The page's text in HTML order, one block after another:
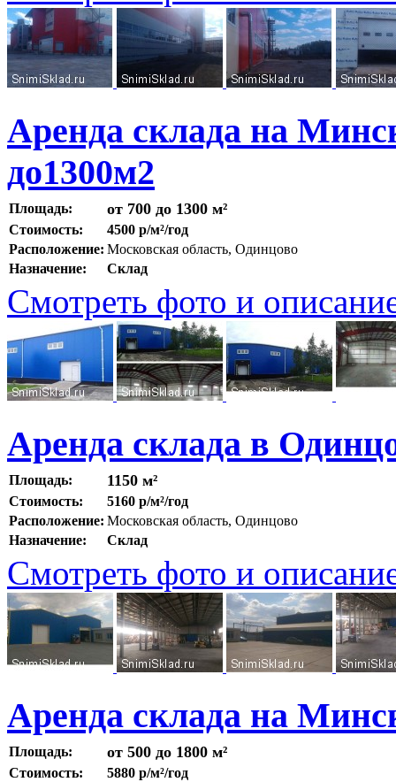
Аренда склада на
до1300м2
Площадь: от 700 до 1300 м²
Стоимость:
4500 р/м²/год
Расположение: Московская область, Одинцово
Назначение:
Склад
Смотреть фото и
Аренда склада в
Площадь: 1150 м²
Стоимость:
5160 р/м²/год
Расположение: Московская область, Одинцово
Назначение:
Склад
Смотреть фото и
Аренда склада на
Площадь: от 500 до 1800 м²
Стоимость:
5880 р/м²/год